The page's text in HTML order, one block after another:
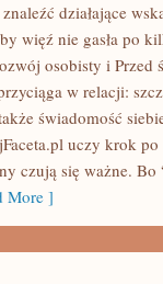
działające
więź nie gasła po
osobisty i Przed
w relacji:
świadomość
uczy krok
czują się ważne. Bo
More ]